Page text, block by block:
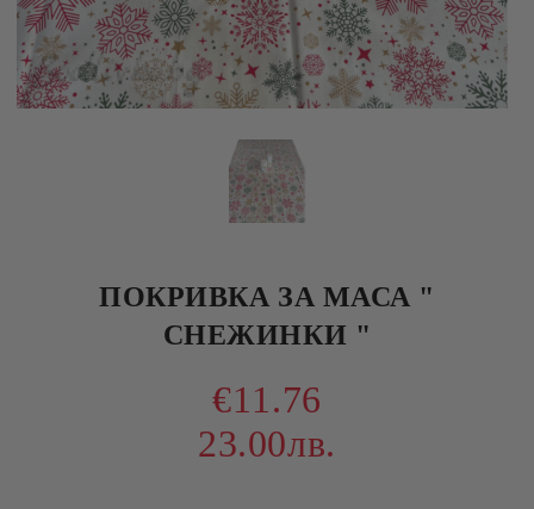
ПОКРИВКА ЗА МАСА "
СНЕЖИНКИ "
€11.76
23.00лв.